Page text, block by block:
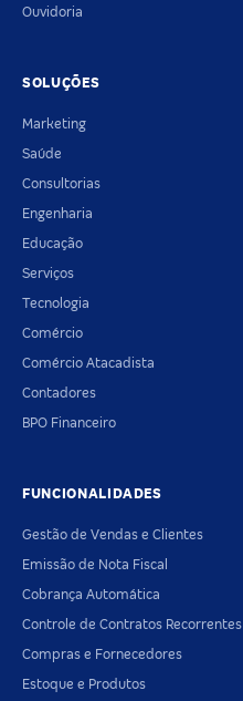
Ouvidoria
SOLUÇÕES
Marketing
Saúde
Consultorias
Engenharia
Educação
Serviços
Tecnologia
Comércio
Comércio Atacadista
Contadores
BPO Financeiro
FUNCIONALIDADES
Gestão de Vendas e Clientes
Emissão de Nota Fiscal
Cobrança Automática
Controle de Contratos Recorrentes
Compras e Fornecedores
Estoque e Produtos